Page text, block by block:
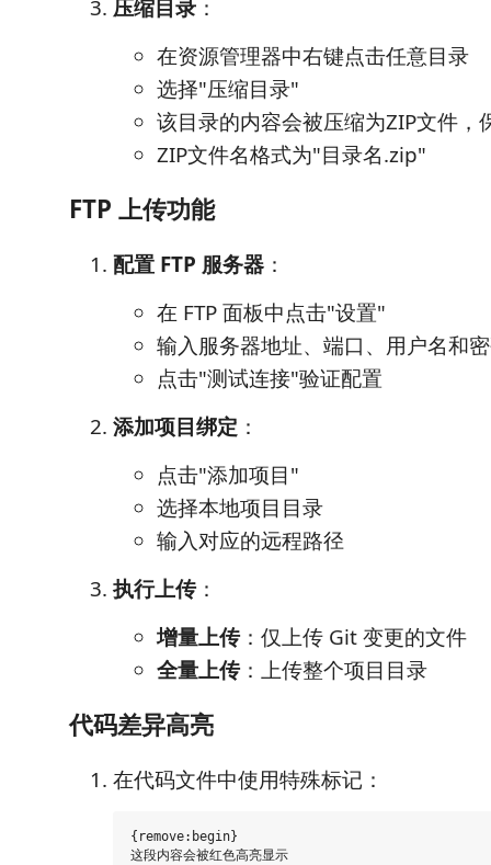
压缩目录 ：
在资源管理器中右键点击任意目录
选择"压缩目录"
该目录的内容会被压缩为ZIP文件，
ZIP文件名格式为"目录名.zip"
FTP 上传功能
配置 FTP 服务器 ：
在 FTP 面板中点击"设置"
输入服务器地址、端口、用户名和
点击"测试连接"验证配置
添加项目绑定 ：
点击"添加项目"
选择本地项目目录
输入对应的远程路径
执行上传：
增量上传：仅上传 Git 变更的文件
全量上传：上传整个项目目录
代码差异高亮
在代码文件中使用特殊标记：
{remove:begin}
这段内容会被红色高亮显示